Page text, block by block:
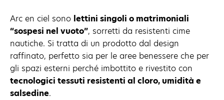
Arc en ciel sono lettini singoli o matrimoniali
“sospesi nel vuoto”, sorretti da resistenti cime
nautiche. Si tratta di un prodotto dal design
raffinato, perfetto sia per le aree benessere che per
gli spazi esterni perché imbottito e rivestito con
tecnologici tessuti resistenti al cloro, umidità e
salsedine.